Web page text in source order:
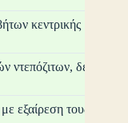
κεντρικής
ντεπόζιτων,
εξαίρεση τους